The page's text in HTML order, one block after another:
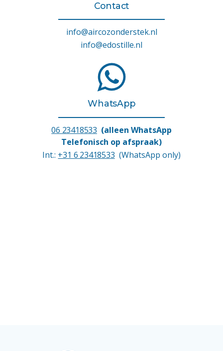
Contact
info@aircozonderstek.nl
info@edostille.nl
WhatsApp
06 23418533 (alleen WhatsApp
Telefonisch op afspraak)
Int.: +31 6 23418533 (WhatsApp only)